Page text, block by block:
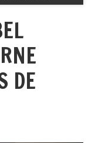
DE